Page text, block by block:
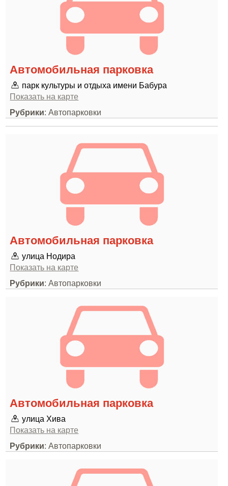
Автомобильная парковка
парк культуры и отдыха имени Бабура
Показать на карте
Рубрики: Автопарковки
Автомобильная парковка
улица Нодира
Показать на карте
Рубрики: Автопарковки
Автомобильная парковка
улица Хива
Показать на карте
Рубрики: Автопарковки